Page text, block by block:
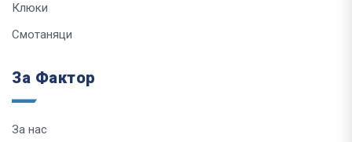
Клюки
Смотаняци
За Фактор
За нас